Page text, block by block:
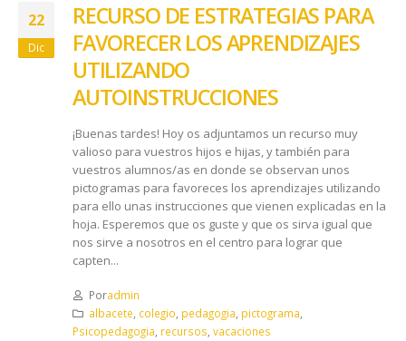
22
Dic
RECURSO DE ESTRATEGIAS PARA
FAVORECER LOS APRENDIZAJES
UTILIZANDO
AUTOINSTRUCCIONES
¡Buenas tardes! Hoy os adjuntamos un recurso muy
valioso para vuestros hijos e hijas, y también para
vuestros alumnos/as en donde se observan unos
pictogramas para favoreces los aprendizajes utilizando
para ello unas instrucciones que vienen explicadas en la
hoja. Esperemos que os guste y que os sirva igual que
nos sirve a nosotros en el centro para lograr que
capten...
Poradmin
albacete, colegio, pedagogia, pictograma,
Psicopedagogia, recursos, vacaciones